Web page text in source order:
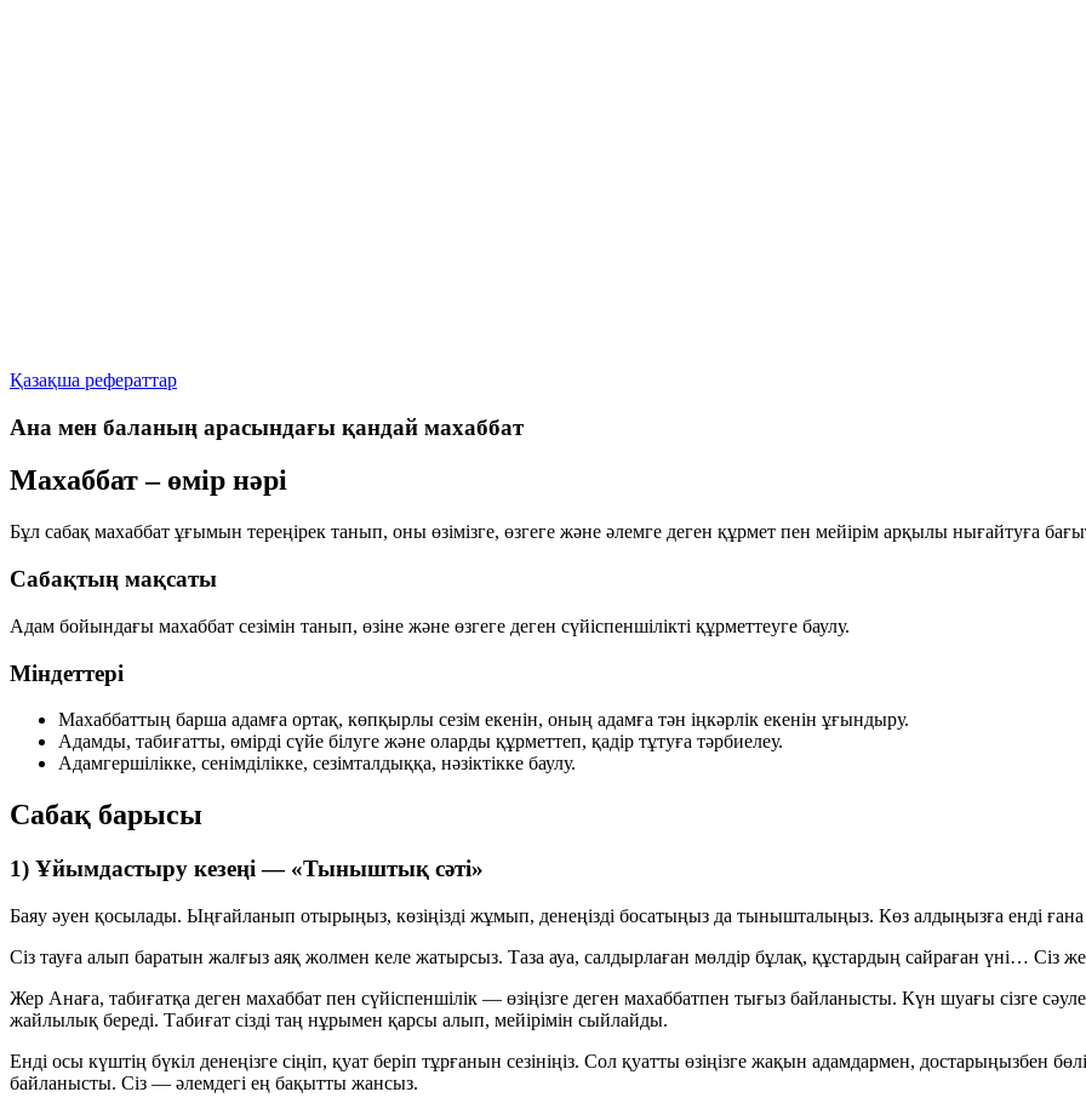
Қазақша рефераттар
Ана мен баланың арасындағы қандай махаббат
Махаббат – өмір нәрі
Бұл сабақ махаббат ұғымын тереңірек танып, оны өзімізге, өзгеге және әлемге деген құрмет пен мейірім арқылы нығайтуға
Сабақтың мақсаты
Адам бойындағы махаббат сезімін танып, өзіне және өзгеге деген сүйіспеншілікті құрметтеуге баулу.
Міндеттері
Махаббаттың барша адамға ортақ, көпқырлы сезім екенін, оның адамға тән іңкәрлік екенін ұғындыру.
Адамды, табиғатты, өмірді сүйе білуге және оларды құрметтеп, қадір тұтуға тәрбиелеу.
Адамгершілікке, сенімділікке, сезімталдыққа, нәзіктікке баулу.
Сабақ барысы
1) Ұйымдастыру кезеңі — «Тыныштық сәті»
Баяу әуен қосылады. Ыңғайланып отырыңыз, көзіңізді жұмып, денеңізді босатыңыз да тынышталыңыз. Көз алдыңызға енді ғана
Сіз тауға алып баратын жалғыз аяқ жолмен келе жатырсыз. Таза ауа, салдырлаған мөлдір бұлақ, құстардың сайраған үні… Сіз
Жер Анаға, табиғатқа деген махаббат пен сүйіспеншілік — өзіңізге деген махаббатпен тығыз байланысты. Күн шуағы сізге
жайлылық береді. Табиғат сізді таң нұрымен қарсы алып, мейірімін сыйлайды.
Енді осы күштің бүкіл денеңізге сіңіп, қуат беріп тұрғанын сезініңіз. Сол қуатты өзіңізге жақын адамдармен, достарыңызбен
байланысты. Сіз — әлемдегі ең бақытты жансыз.